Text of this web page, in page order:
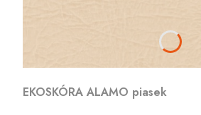
EKOSKÓRA ALAMO piasek